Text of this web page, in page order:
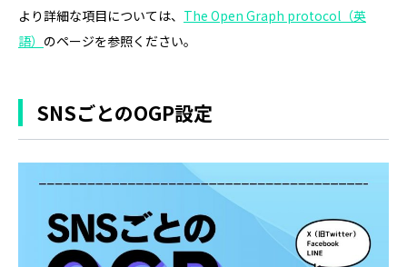
より詳細な項目については、 The Open Graph protocol（英
語） のページを参照ください。
SNSごとのOGP設定